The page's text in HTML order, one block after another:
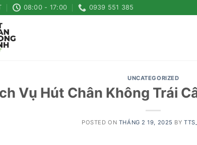
08:00 - 17:00 0939 551 385
UNCATEGORIZED
Vụ Hút Chân Không Trái
POSTED ON THÁNG 2 19, 2025 BY